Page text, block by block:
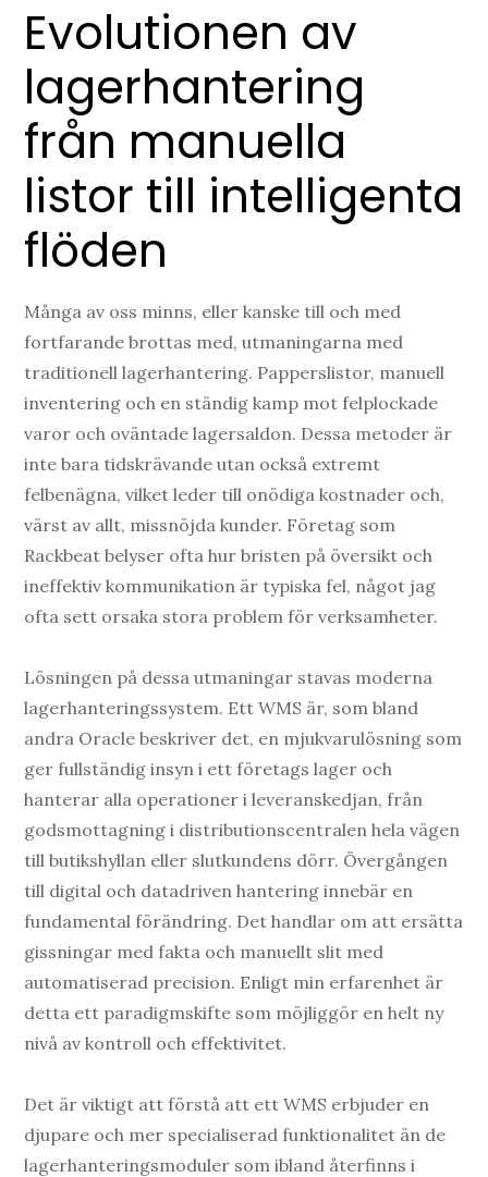
Evolutionen av
lagerhantering
från manuella
listor till intelligenta
flöden
Många av oss minns, eller kanske till och med
fortfarande brottas med, utmaningarna med
traditionell lagerhantering. Papperslistor, manuell
inventering och en ständig kamp mot felplockade
varor och oväntade lagersaldon. Dessa metoder är
inte bara tidskrävande utan också extremt
felbenägna, vilket leder till onödiga kostnader och,
värst av allt, missnöjda kunder. Företag som
Rackbeat belyser ofta hur bristen på översikt och
ineffektiv kommunikation är typiska fel, något jag
ofta sett orsaka stora problem för verksamheter.
Lösningen på dessa utmaningar stavas moderna
lagerhanteringssystem. Ett WMS är, som bland
andra Oracle beskriver det, en mjukvarulösning som
ger fullständig insyn i ett företags lager och
hanterar alla operationer i leveranskedjan, från
godsmottagning i distributionscentralen hela vägen
till butikshyllan eller slutkundens dörr. Övergången
till digital och datadriven hantering innebär en
fundamental förändring. Det handlar om att ersätta
gissningar med fakta och manuellt slit med
automatiserad precision. Enligt min erfarenhet är
detta ett paradigmskifte som möjliggör en helt ny
nivå av kontroll och effektivitet.
Det är viktigt att förstå att ett WMS erbjuder en
djupare och mer specialiserad funktionalitet än de
lagerhanteringsmoduler som ibland återfinns i